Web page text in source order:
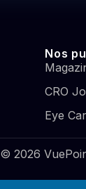
Nos
CRO
Eye
© 2026